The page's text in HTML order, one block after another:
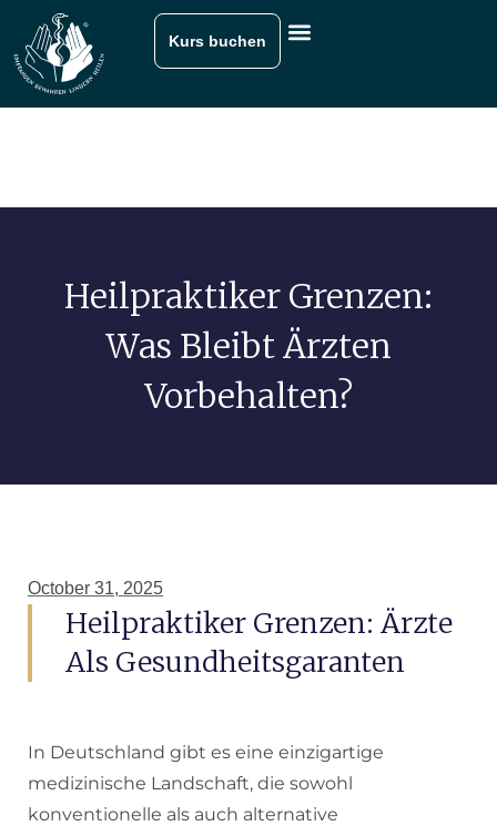
Kurs buchen
Heilpraktiker Grenzen:
Was Bleibt Ärzten
Vorbehalten?
October 31, 2025
Heilpraktiker Grenzen: Ärzte
Als Gesundheitsgaranten
In Deutschland gibt es eine einzigartige
medizinische Landschaft, die sowohl
konventionelle als auch alternative